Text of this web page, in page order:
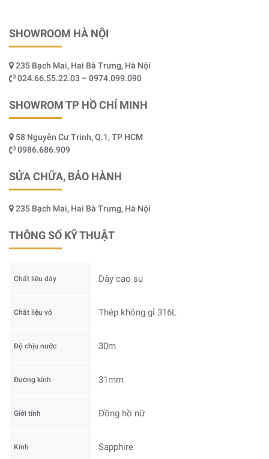
SHOWROOM HÀ NỘI
235 Bạch Mai, Hai Bà Trưng, Hà Nội
024.66.55.22.03 – 0974.099.090
SHOWROM TP HỒ CHÍ MINH
58 Nguyễn Cư Trinh, Q.1, TP HCM
0986.686.909
SỬA CHỮA, BẢO HÀNH
235 Bạch Mai, Hai Bà Trưng, Hà Nội
THÔNG SỐ KỸ THUẬT
Chất liệu dây Dây cao su
Chất liệu vỏ Thép không gỉ 316L
Độ chịu nước 30m
Đường kính 31mm
Giới tính Đồng hồ nữ
Kính Sapphire